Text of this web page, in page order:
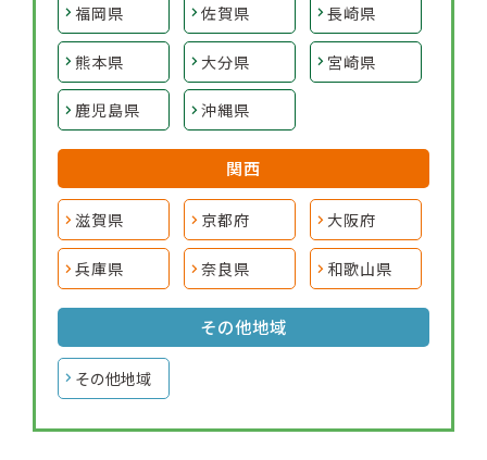
福岡県 佐賀県 長崎県
熊本県 大分県 宮崎県
鹿児島県 沖縄県
関西
滋賀県 京都府 大阪府
兵庫県 奈良県 和歌山県
その他地域
その他地域